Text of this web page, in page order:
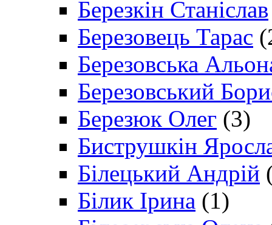
Березкін Станіслав
Березовець Тарас
Березовська
Березовський
Березюк Олег (3)
Биструшкін
Білецький Андрій
Білик Ірина (1)